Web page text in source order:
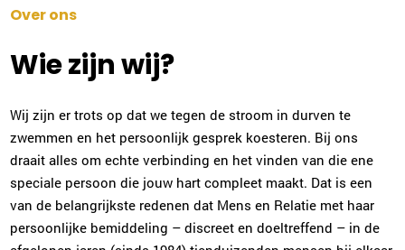
Over ons
Wie zijn wij?
Wij zijn er trots op dat we tegen de stroom in durven te
zwemmen en het persoonlijk gesprek koesteren. Bij ons
draait alles om echte verbinding en het vinden van die ene
speciale persoon die jouw hart compleet maakt. Dat is een
van de belangrijkste redenen dat Mens en Relatie met haar
persoonlijke bemiddeling – discreet en doeltreffend – in de
Plan kennismaking
Evelien Wolt
Tilburg
013-2032016| email
Plan kennismaking